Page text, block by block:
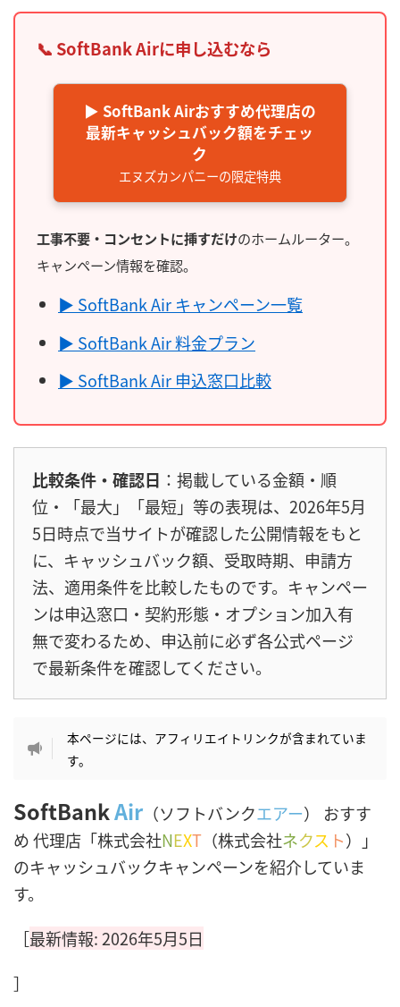
📞 SoftBank Airに申し込むなら
▶ SoftBank Airおすすめ代理店の
最新キャッシュバック額をチェッ
ク
エヌズカンパニーの限定特典
工事不要・コンセントに挿すだけのホームルーター。
キャンペーン情報を確認。
▶ SoftBank Air キャンペーン一覧
▶ SoftBank Air 料金プラン
▶ SoftBank Air 申込窓口比較
比較条件・確認日 ：掲載している金額・順
位・「最大」「最短」等の表現は、2026年5月
5日時点で当サイトが確認した公開情報をもと
に、キャッシュバック額、受取時期、申請方
法、適用条件を比較したものです。キャンペー
ンは申込窓口・契約形態・オプション加入有
無で変わるため、申込前に必ず各公式ページ
で最新条件を確認してください。
本ページには、アフィリエイトリンクが含まれていま
す。
SoftBankAir （ソフトバンクエアー） おすす
め 代理店「株式会社NEXT （株式会社ネクス ト）」
のキャッシュバックキャンペーンを紹介していま
す。
［最新情報: 2026年5月5日
］